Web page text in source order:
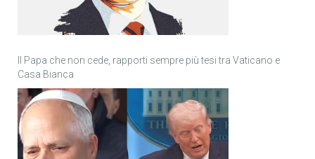
Il Papa che non cede, rapporti sempre più tesi tra Vaticano e
Casa Bianca